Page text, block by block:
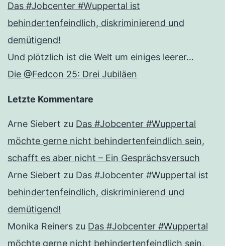
Das #Jobcenter #Wuppertal ist
behindertenfeindlich, diskriminierend und
demütigend!
Und plötzlich ist die Welt um einiges leerer…
Die @Fedcon 25: Drei Jubiläen
Letzte Kommentare
Arne Siebert zu Das #Jobcenter #Wuppertal
möchte gerne nicht behindertenfeindlich sein,
schafft es aber nicht – Ein Gesprächsversuch
Arne Siebert zu Das #Jobcenter #Wuppertal ist
behindertenfeindlich, diskriminierend und
demütigend!
Monika Reiners zu Das #Jobcenter #Wuppertal
möchte gerne nicht behindertenfeindlich sein,